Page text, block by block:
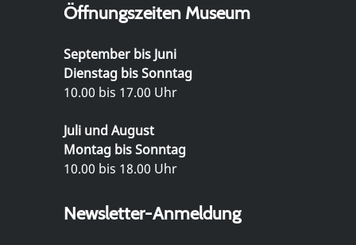
Öffnungszeiten Museum
September bis Juni
Dienstag bis Sonntag
10.00 bis 17.00 Uhr
Juli und August
Montag bis Sonntag
10.00 bis 18.00 Uhr
Newsletter-Anmeldung